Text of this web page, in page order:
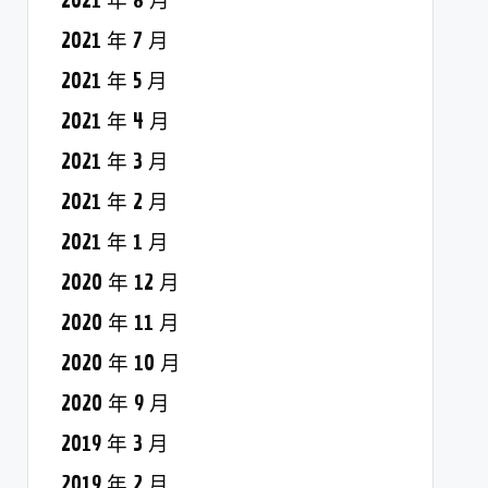
2021 年 7 月
2021 年 5 月
2021 年 4 月
2021 年 3 月
2021 年 2 月
2021 年 1 月
2020 年 12 月
2020 年 11 月
2020 年 10 月
2020 年 9 月
2019 年 3 月